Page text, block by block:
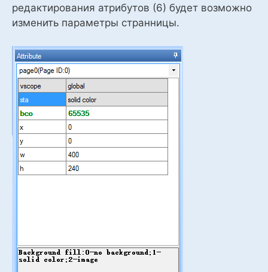
редактирования атрибутов (6) будет возможно
изменить параметры странницы.